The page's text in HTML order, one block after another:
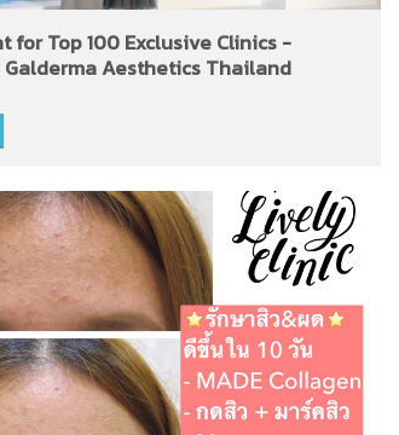
for Top 100 Exclusive Clinics -
Aesthetics​ Thailand